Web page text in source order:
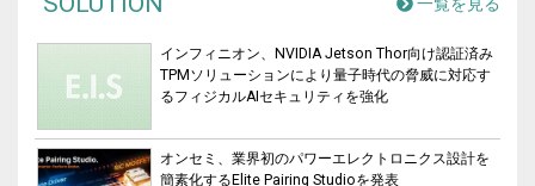
インフィニオン、NVIDIA Jetson Thor向け認証済み
TPMソリューションにより量子時代の脅威に対応す
るフィジカルAIセキュリティを強化
オンセミ、業界初のパワーエレクトロニクス設計を
簡素化するElite Pairing Studioを発表